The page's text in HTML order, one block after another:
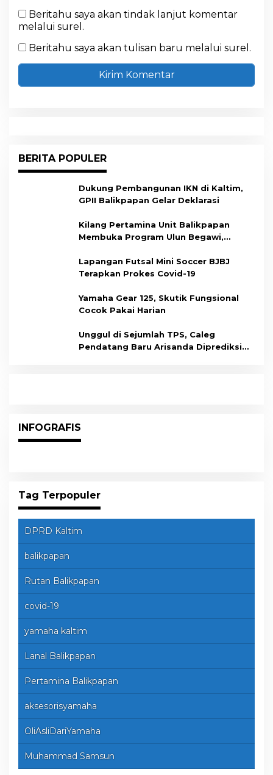
Beritahu saya akan tindak lanjut komentar
melalui surel.
Beritahu saya akan tulisan baru melalui surel.
BERITA POPULER
Dukung Pembangunan IKN di Kaltim,
GPII Balikpapan Gelar Deklarasi
Kilang Pertamina Unit Balikpapan
Membuka Program Ulun Begawi,
Lapangan Futsal Mini Soccer BJBJ
Terapkan Prokes Covid-19
Yamaha Gear 125, Skutik Fungsional
Cocok Pakai Harian
Unggul di Sejumlah TPS, Caleg
Pendatang Baru Arisanda Diprediksi
INFOGRAFIS
Tag Terpopuler
DPRD Kaltim
balikpapan
Rutan Balikpapan
covid-19
yamaha kaltim
Lanal Balikpapan
Pertamina Balikpapan
aksesorisyamaha
OliAsliDariYamaha
Muhammad Samsun